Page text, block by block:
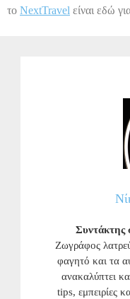
το NextTravel είναι εδώ
Ζωγράφος
φαγητό και τα
ανακαλύπτει
tips, εμπειρίες